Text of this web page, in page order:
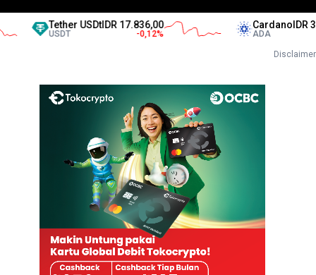
Tether USDtIDR 17.836,00
USDT
CardanoIDR 3.571,00
ADA
Disclaimer